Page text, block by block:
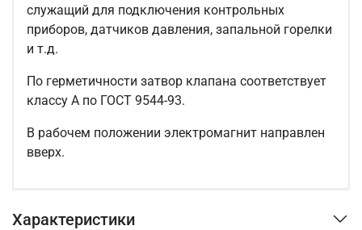
служащий для подключения контрольных
приборов, датчиков давления, запальной горелки
и т.д.
По герметичности затвор клапана соответствует
классу А по ГОСТ 9544-93.
В рабочем положении электромагнит направлен
вверх.
Характеристики